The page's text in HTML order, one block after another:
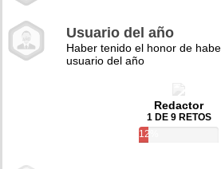
Usuario del año
Haber tenido el honor de
usuario del año
Redactor
1 DE 9 RETOS
12%